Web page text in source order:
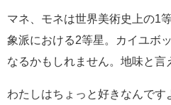
マネ、モネは世界美術史上の1
象派における2等星。カイユボ
なるかもしれません。地味と言
わたしはちょっと好きなんで